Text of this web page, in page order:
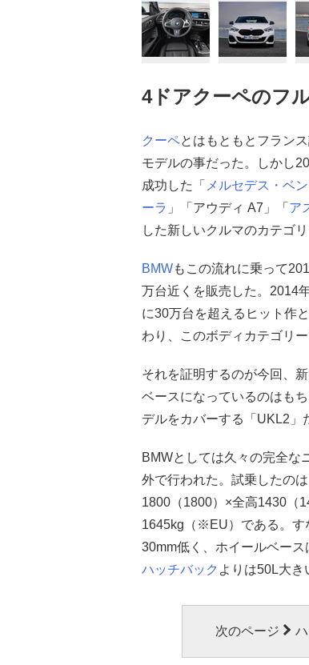
4ドアクーペのフ
クーペとはもともとフラン
モデルの事だった。しかし
成功した「 メルセデス・ベ
ーラ 」「アウディ A7」「 ア
した新しいクルマのカテゴ
BMWもこの流れに乗って
万台近くを販売した。2014
に30万台を超えるヒット作
わり、このボディカテゴリ
それを証明するのが今回、
ベースになっているのはも
デルをカバーする「UKL2」
BMWとしては久々の完全な
外で行われた。試乗したの
1800（1800）×全高1430（
1645kg（※EU）である。す
30mm低く、ホイールベー
ハッチバック よりは50L大き
次のページ